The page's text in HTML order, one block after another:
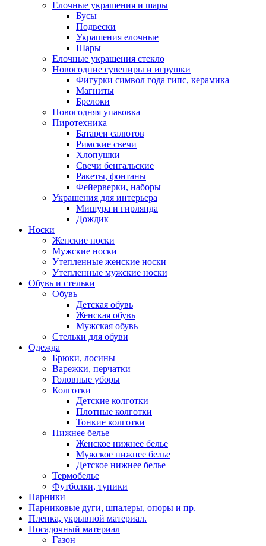
Елочные украшения и шары
Бусы
Подвески
Украшения елочные
Шары
Елочные украшения стекло
Новогодние сувениры и игрушки
Фигурки символ года гипс, керамика
Магниты
Брелоки
Новогодняя упаковка
Пиротехника
Батареи салютов
Римские свечи
Хлопушки
Свечи бенгальские
Ракеты, фонтаны
Фейерверки, наборы
Украшения для интерьера
Мишура и гирлянда
Дождик
Носки
Женские носки
Мужские носки
Утепленные женские носки
Утепленные мужские носки
Обувь и стельки
Обувь
Детская обувь
Женская обувь
Мужская обувь
Стельки для обуви
Одежда
Брюки, лосины
Варежки, перчатки
Головные уборы
Колготки
Детские колготки
Плотные колготки
Тонкие колготки
Нижнее белье
Женское нижнее белье
Мужское нижнее белье
Детское нижнее белье
Термобелье
Футболки, туники
Парники
Парниковые дуги, шпалеры, опоры и пр.
Пленка, укрывной материал.
Посадочный материал
Газон